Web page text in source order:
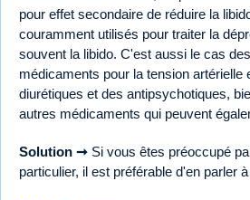
pour effet secondaire de réduire la
couramment utilisés pour traiter la
souvent la libido. C'est aussi le cas
médicaments pour la tension artérielle
diurétiques et des antipsychotiques,
autres médicaments qui peuvent
Solution ➞ Si vous êtes préoccupé
particulier, il est préférable d'en parler